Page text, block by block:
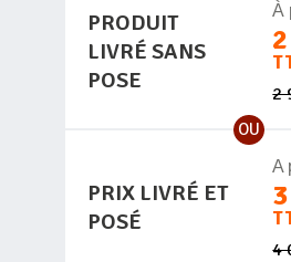
PRODUIT
LIVRÉ SANS
POSE
À
2
OU
PRIX LIVRÉ ET
POSÉ
A
4